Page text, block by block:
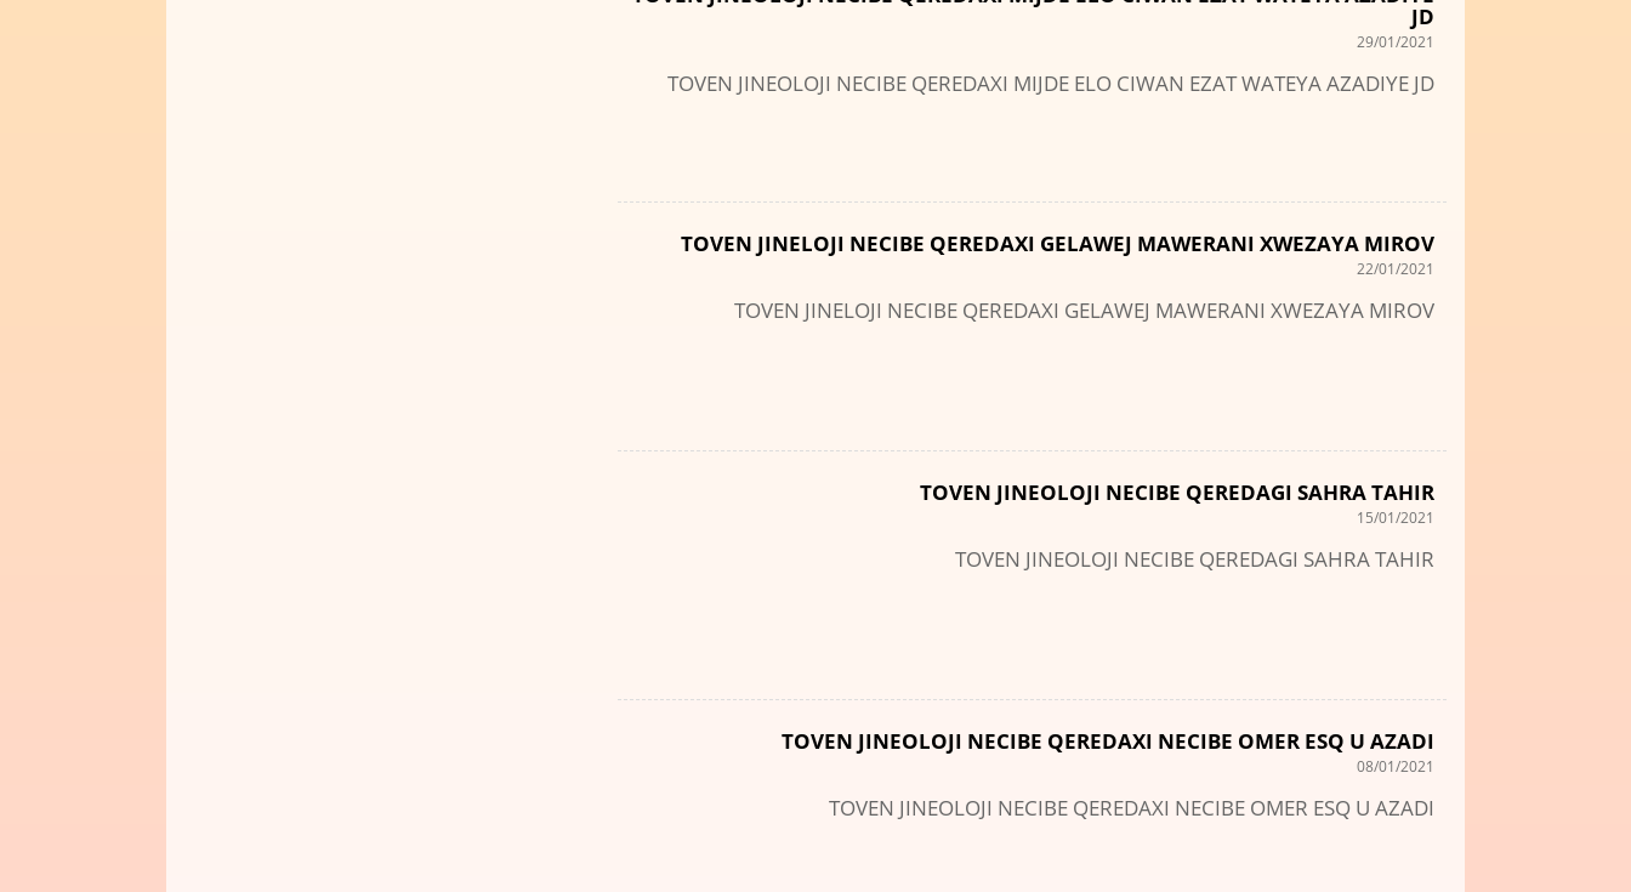
JD
29/01/2021
TOVEN JINEOLOJI NECIBE QEREDAXI MIJDE ELO CIWAN EZAT WATEYA AZADIYE JD
TOVEN JINELOJI NECIBE QEREDAXI GELAWEJ MAWERANI XWEZAYA MIROV
22/01/2021
TOVEN JINELOJI NECIBE QEREDAXI GELAWEJ MAWERANI XWEZAYA MIROV
TOVEN JINEOLOJI NECIBE QEREDAGI SAHRA TAHIR
15/01/2021
TOVEN JINEOLOJI NECIBE QEREDAGI SAHRA TAHIR
TOVEN JINEOLOJI NECIBE QEREDAXI NECIBE OMER ESQ U AZADI
08/01/2021
TOVEN JINEOLOJI NECIBE QEREDAXI NECIBE OMER ESQ U AZADI